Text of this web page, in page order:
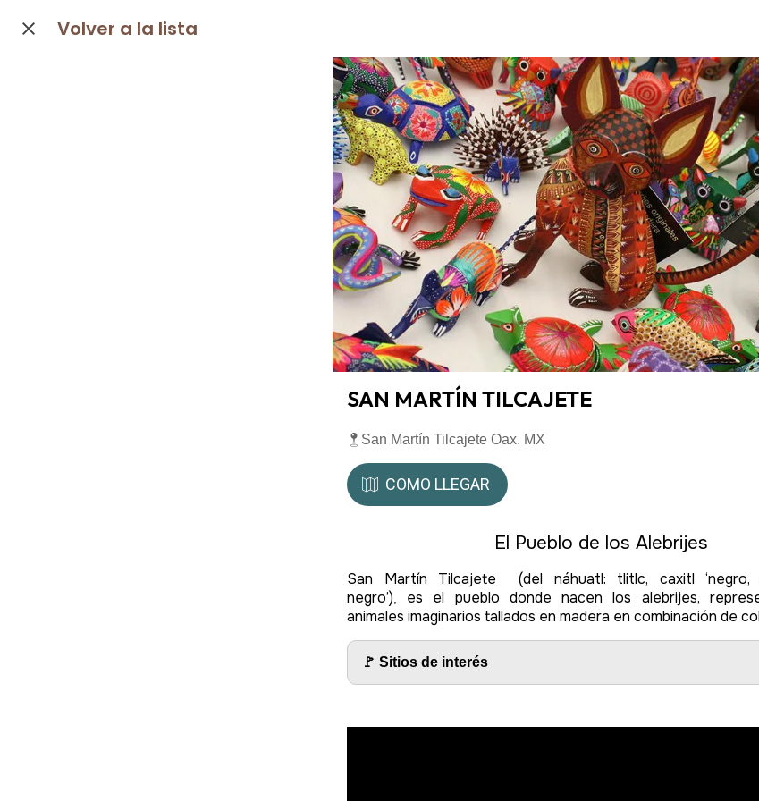
Volver a la lista
SAN MARTÍN TILCAJETE
San Martín Tilcajete Oax. MX
COMO LLEGAR
El Pueblo de los Alebrijes
San Martín Tilcajete
(del náhuatl: tlitlc, caxitl ‘negro,
negro’)
es el pueblo donde nacen los alebrijes,
animales imaginarios tallados en madera en combinación de
🚩 Sitios de interés